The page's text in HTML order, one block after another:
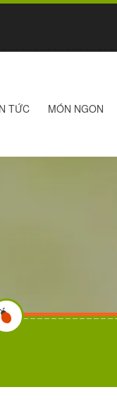
TỨC MÓN NGON